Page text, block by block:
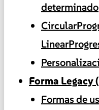
determinado
Forma Legacy
Formas de